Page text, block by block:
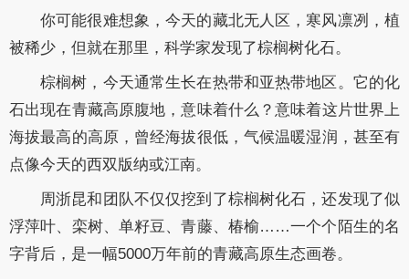
你可能很难想象，今天的藏北无人区，寒风凛冽，植
被稀少，但就在那里，科学家发现了棕榈树化石。
棕榈树，今天通常生长在热带和亚热带地区。它的化
石出现在青藏高原腹地，意味着什么？意味着这片世界上
海拔最高的高原，曾经海拔很低，气候温暖湿润，甚至有
点像今天的西双版纳或江南。
周浙昆和团队不仅仅挖到了棕榈树化石，还发现了似
浮萍叶、栾树、单籽豆、青藤、椿榆……一个个陌生的名
字背后，是一幅5000万年前的青藏高原生态画卷。